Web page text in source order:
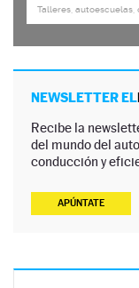
NEWSLETTER EL
Recibe la
del mundo del
conducción y
APÚNTATE